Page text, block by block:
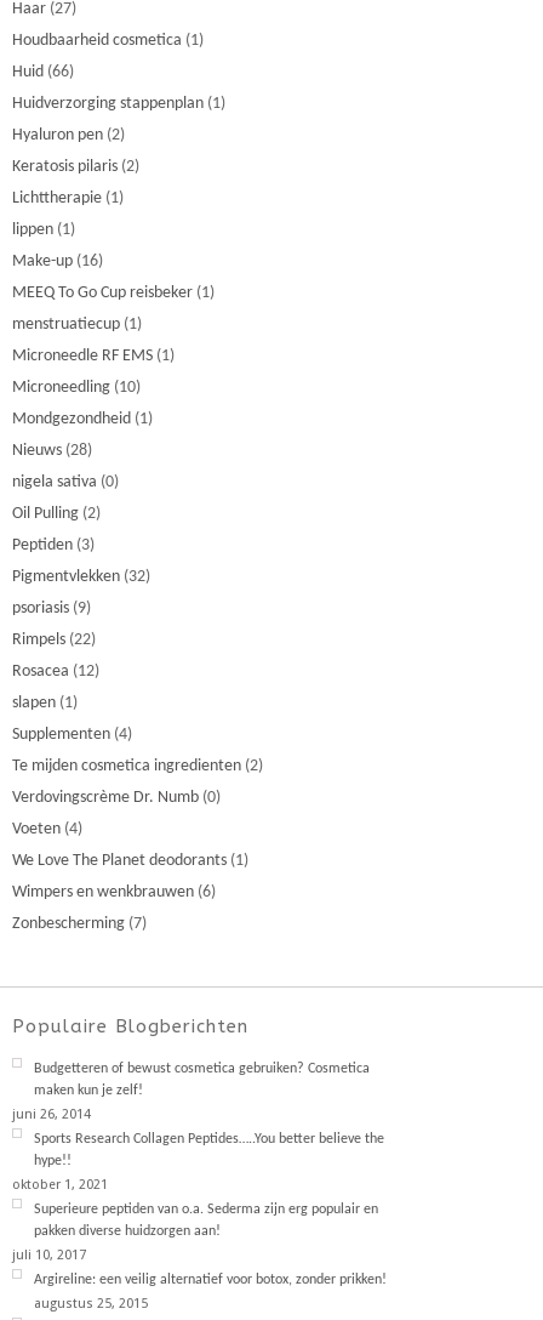
Haar (27)
Houdbaarheid cosmetica (1)
Huid (66)
Huidverzorging stappenplan (1)
Hyaluron pen (2)
Keratosis pilaris (2)
Lichttherapie (1)
lippen (1)
Make-up (16)
MEEQ To Go Cup reisbeker (1)
menstruatiecup (1)
Microneedle RF EMS (1)
Microneedling (10)
Mondgezondheid (1)
Nieuws (28)
nigela sativa (0)
Oil Pulling (2)
Peptiden (3)
Pigmentvlekken (32)
psoriasis (9)
Rimpels (22)
Rosacea (12)
slapen (1)
Supplementen (4)
Te mijden cosmetica ingredienten (2)
Verdovingscrème Dr. Numb (0)
Voeten (4)
We Love The Planet deodorants (1)
Wimpers en wenkbrauwen (6)
Zonbescherming (7)
Populaire Blogberichten
Budgetteren of bewust cosmetica gebruiken? Cosmetica
maken kun je zelf!
juni 26, 2014
Sports Research Collagen Peptides…..You better believe the
hype!!
oktober 1, 2021
Superieure peptiden van o.a. Sederma zijn erg populair en
pakken diverse huidzorgen aan!
juli 10, 2017
Argireline: een veilig alternatief voor botox, zonder prikken!
augustus 25, 2015